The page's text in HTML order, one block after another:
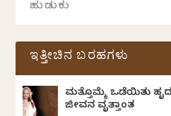
ಇತ್ತೀಚಿನ ಬರಹಗಳು
ಮತ್ತೊಮ್ಮೆ ಒಡೆಯಿತು
ಜೀವನ ವೃತ್ತಾಂತ